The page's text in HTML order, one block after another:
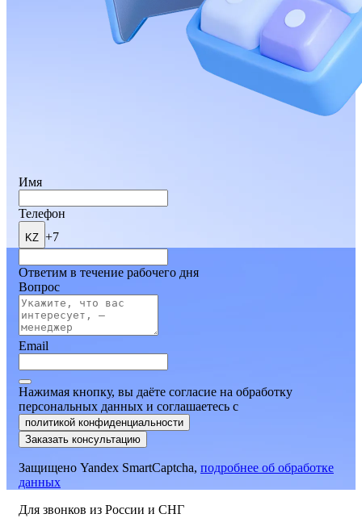
Имя
Телефон
KZ +7
Ответим в течение рабочего дня
Вопрос
Email
Нажимая кнопку, вы даёте согласие на обработку
персональных данных и соглашаетесь c
политикой конфиденциальности
Заказать консультацию
Защищено Yandex SmartCaptcha, подробнее об обработке
данных
Для звонков из России и СНГ